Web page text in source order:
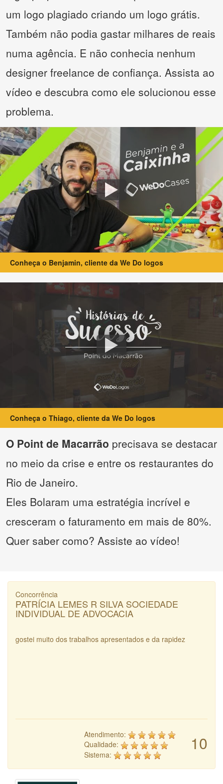
um logo plagiado criando um logo grátis.
Também não podia gastar milhares de reais
numa agência. E não conhecia nenhum
designer freelance de confiança. Assista ao
vídeo e descubra como ele solucionou esse
problema.
Conheça o Benjamin, cliente da We Do logos
Conheça o Thiago, cliente da We Do logos
O Point de Macarrão precisava se destacar
no meio da crise e entre os restaurantes do
Rio de Janeiro.
Eles Bolaram uma estratégia incrível e
cresceram o faturamento em mais de 80%.
Quer saber como? Assiste ao vídeo!
Concorrência
PATRÍCIA LEMES R SILVA SOCIEDADE
INDIVIDUAL DE ADVOCACIA
gostei muito dos trabalhos apresentados e da rapidez
10
Atendimento:
Qualidade:
Sistema: